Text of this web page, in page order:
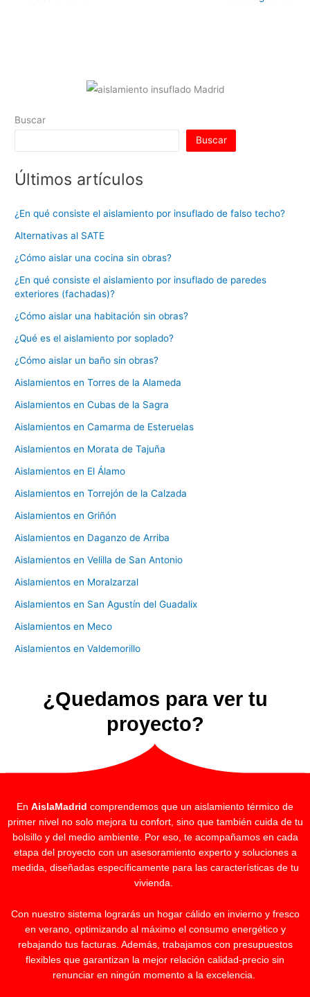
o
k
Buscar
Buscar
Últimos artículos
¿En qué consiste el aislamiento por insuflado de falso techo?
Alternativas al SATE
¿Cómo aislar una cocina sin obras?
¿En qué consiste el aislamiento por insuflado de paredes
exteriores (fachadas)?
¿Cómo aislar una habitación sin obras?
¿Qué es el aislamiento por soplado?
¿Cómo aislar un baño sin obras?
Aislamientos en Torres de la Alameda
Aislamientos en Cubas de la Sagra
Aislamientos en Camarma de Esteruelas
Aislamientos en Morata de Tajuña
Aislamientos en El Álamo
Aislamientos en Torrejón de la Calzada
Aislamientos en Griñón
Aislamientos en Daganzo de Arriba
Aislamientos en Velilla de San Antonio
Aislamientos en Moralzarzal
Aislamientos en San Agustín del Guadalix
Aislamientos en Meco
Aislamientos en Valdemorillo
¿Quedamos para ver tu
proyecto?
En AislaMadrid comprendemos que un aislamiento térmico de
primer nivel no solo mejora tu confort, sino que también cuida de tu
bolsillo y del medio ambiente. Por eso, te acompañamos en cada
etapa del proyecto con un asesoramiento experto y soluciones a
medida, diseñadas específicamente para las características de tu
vivienda.
Con nuestro sistema lograrás un hogar cálido en invierno y fresco
en verano, optimizando al máximo el consumo energético y
rebajando tus facturas. Además, trabajamos con presupuestos
flexibles que garantizan la mejor relación calidad-precio sin
renunciar en ningún momento a la excelencia.